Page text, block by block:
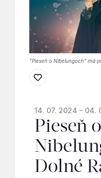
"Pieseň o Nibelungoch" má
14. 07. 2024 – 04.
Pieseň o
Dolné